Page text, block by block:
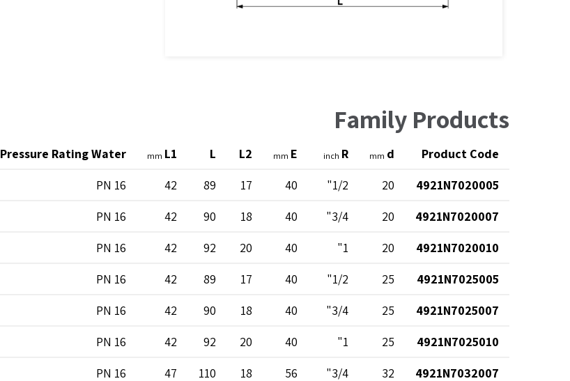
Family Products
Product Code
d
mm
R
inch
E
mm
L2
L
L1
mm
Pressure Rating Water
4921N7020005
20
1/2"
40
17
89
42
PN 16
4921N7020007
20
3/4"
40
18
90
42
PN 16
4921N7020010
20
1"
40
20
92
42
PN 16
4921N7025005
25
1/2"
40
17
89
42
PN 16
4921N7025007
25
3/4"
40
18
90
42
PN 16
4921N7025010
25
1"
40
20
92
42
PN 16
4921N7032007
32
3/4"
56
18
110
47
PN 16